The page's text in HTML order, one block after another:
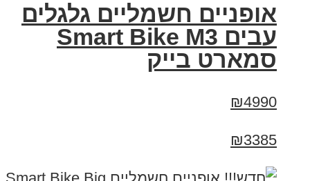
אופניים חשמליים גלגלים
עבים Smart Bike M3
סמארט בייק
₪4990
₪3385